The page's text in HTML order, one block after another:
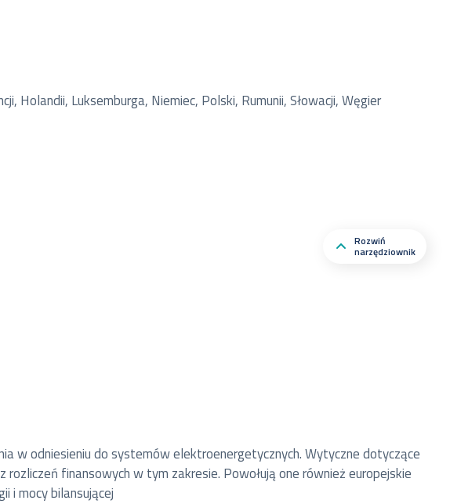
Holandii, Luksemburga, Niemiec, Polski, Rumunii, Słowacji, Węgier
w odniesieniu do systemów elektroenergetycznych. Wytyczne dotyczące
finansowych w tym zakresie. Powołują one również europejskie
i mocy bilansującej
Rozwiń
narzędziownik